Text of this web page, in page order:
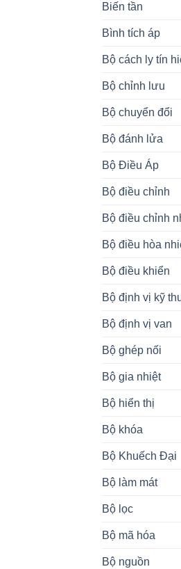
Biến tần
Bình tích áp
Bộ cách ly tín
Bộ chỉnh lưu
Bộ chuyển đổi
Bộ đánh lửa
Bộ Điều Áp
Bộ điều chỉnh
Bộ điều chỉnh
Bộ điều hòa
Bộ điều khiển
Bộ định vị kỹ
Bộ định vị van
Bộ ghép nối
Bộ gia nhiệt
Bộ hiển thị
Bộ khóa
Bộ Khuếch Đại
Bộ làm mát
Bộ lọc
Bộ mã hóa
Bộ nguồn